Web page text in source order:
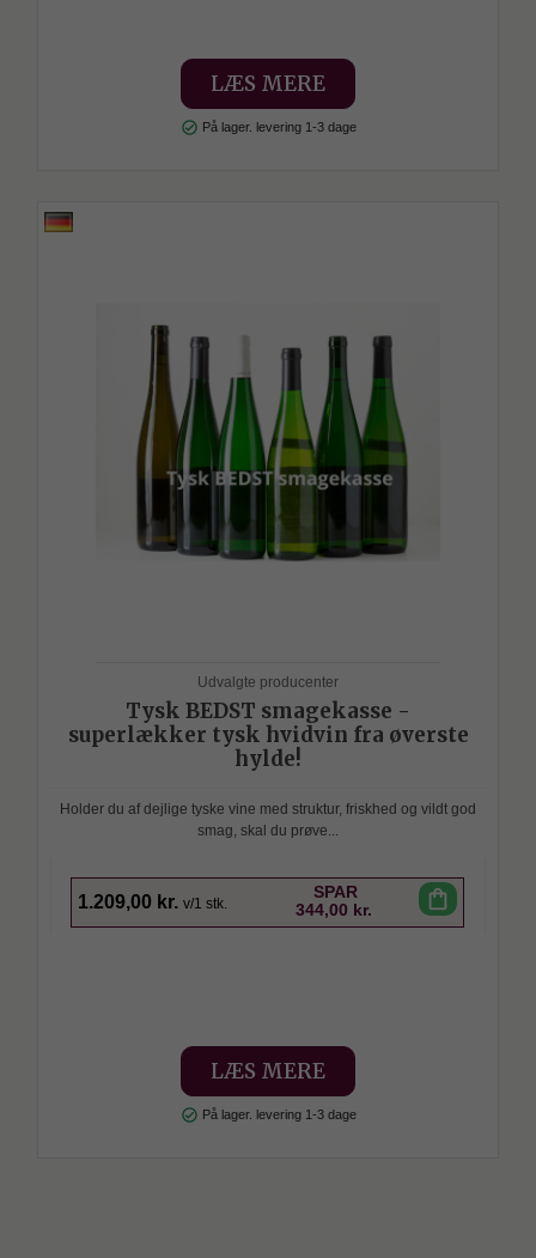
LÆS MERE
check_circle På lager. levering 1-3 dage
Udvalgte producenter
Tysk BEDST smagekasse -
superlækker tysk hvidvin fra øverste
hylde!
Holder du af dejlige tyske vine med struktur, friskhed og vildt god
smag, skal du prøve...
1.209,00 kr. v/1 stk.
SPAR
344,00 kr.
shopping_bag
LÆS MERE
check_circle På lager. levering 1-3 dage